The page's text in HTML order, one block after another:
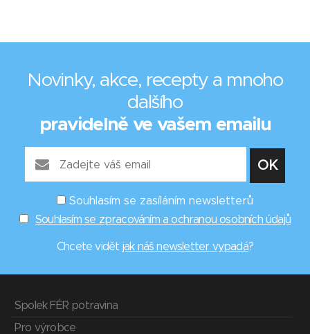
Novinky, akce, recepty a mnoho
dalšího
pravidelně ve vašem emailu
Souhlasím se zasíláním newsletterů
Souhlasím se zpracováním a ochranou osobních údajů
Chcete vidět jak náš newsletter vypadá?
Spolek FÉR potravina
Pro výrobce